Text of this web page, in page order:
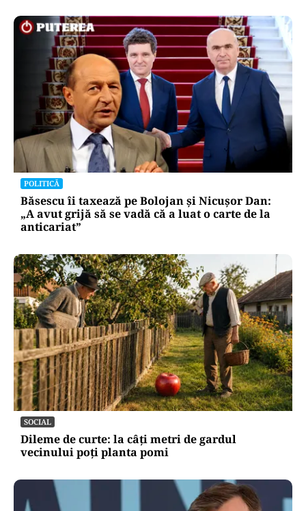
POLITICĂ
Băsescu îi taxează pe Bolojan și Nicușor Dan:
„A avut grijă să se vadă că a luat o carte de la
anticariat”
SOCIAL
Dileme de curte: la câți metri de gardul
vecinului poți planta pomi